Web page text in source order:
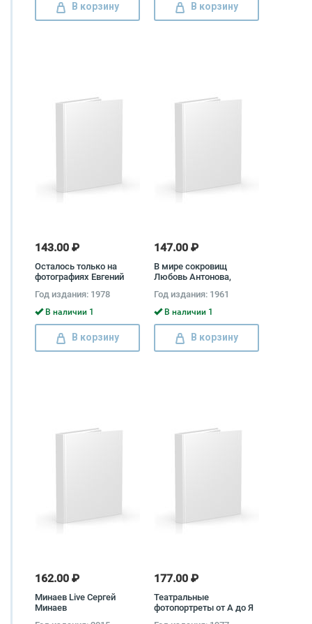
В корзину В корзину
143.00 ₽
Осталось только на
фотографиях Евгений
Год издания: 1978
В наличии 1
В корзину
147.00 ₽
В мире сокровищ
Любовь Антонова,
Дмитриева, Юрий
Шапиро
Год издания: 1961
В наличии 1
В корзину
162.00 ₽
Минаев Live Сергей
Минаев
177.00 ₽
Театральные
фотопортреты от А до Я